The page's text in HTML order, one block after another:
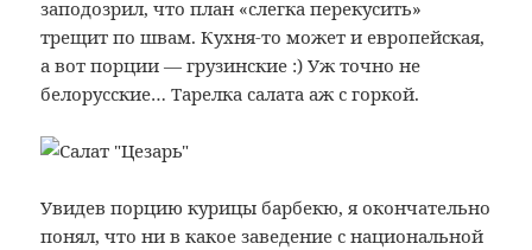
заподозрил, что план «слегка перекусить»
трещит по швам. Кухня-то может и европейская,
а вот порции — грузинские :) Уж точно не
белорусские… Тарелка салата аж с горкой.
Увидев порцию курицы барбекю, я окончательно
понял, что ни в какое заведение с национальной